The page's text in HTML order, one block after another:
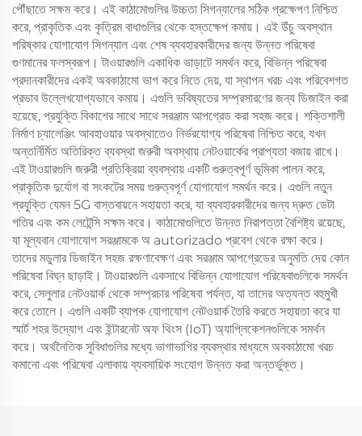
পৌঁছাতে সক্ষম করে। এই কাঠামোগুলির উচ্চতা সিগন্যালের সঠিক প্রক্ষেপণ নিশ্চিত
করে, প্রাকৃতিক এবং কৃত্রিম বাধাগুলির থেকে হস্তক্ষেপ কমায়। এই উঁচু অবস্থান
পরিষ্কার যোগাযোগ সিগন্যাল এবং শেষ ব্যবহারকারীদের জন্য উন্নত পরিষেবা
গুণমানের ফলস্বরূপ। টাওয়ারগুলি একাধিক ভাড়াটে সমর্থন করে, বিভিন্ন পরিষেবা
প্রদানকারীদের একই অবকাঠামো ভাগ করে নিতে দেয়, যা স্থাপন খরচ এবং পরিবেশগত
প্রভাব উল্লেখযোগ্যভাবে কমায়। এগুলি ভবিষ্যতের সম্প্রসারণের জন্য ডিজাইন করা
হয়েছে, প্রযুক্তি বিকাশের সাথে সাথে সরঞ্জাম আপগ্রেড করা সহজ করে। শক্তিশালী
নির্মাণ চ্যালেঞ্জিং আবহাওয়ার অবস্থাতেও নির্ভরযোগ্য পরিষেবা নিশ্চিত করে, যখন
অন্তর্নির্মিত অতিরিক্ত ব্যবস্থা জরুরী অবস্থায় নেটওয়ার্কের প্রাপ্যতা বজায় রাখে।
এই টাওয়ারগুলি জরুরী প্রতিক্রিয়া ব্যবস্থায় একটি গুরুত্বপূর্ণ ভূমিকা পালন করে,
প্রাকৃতিক দুর্যোগ বা সংকটের সময় গুরুত্বপূর্ণ যোগাযোগ সমর্থন করে। এগুলি নতুন
প্রযুক্তি যেমন 5G বাস্তবায়নে সহায়তা করে, যা ব্যবহারকারীদের জন্য দ্রুত ডেটা
গতির এবং কম লেটেন্সি সক্ষম করে। কাঠামোগুলিতে উন্নত নিরাপত্তা বৈশিষ্ট্য রয়েছে,
যা মূল্যবান যোগাযোগ সরঞ্জামকে অ autorizado প্রবেশ থেকে রক্ষা করে।
তাদের মডুলার ডিজাইন সহজ রক্ষণাবেক্ষণ এবং সরঞ্জাম আপগ্রেডের অনুমতি দেয় কোন
পরিষেবা বিঘ্ন ছাড়াই। টাওয়ারগুলি একসাথে বিভিন্ন যোগাযোগ পরিষেবাগুলিকে সমর্থন
করে, সেলুলার নেটওয়ার্ক থেকে সম্প্রচার পরিষেবা পর্যন্ত, যা তাদের অত্যন্ত বহুমুখী
করে তোলে। এগুলি একটি ব্যাপক যোগাযোগ নেটওয়ার্ক তৈরি করতে সহায়তা করে যা
স্মার্ট শহর উদ্যোগ এবং ইন্টারনেট অফ থিংস (IoT) অ্যাপ্লিকেশনগুলিকে সমর্থন
করে। অর্থনৈতিক সুবিধাগুলির মধ্যে ভাগাভাগির ব্যবস্থার মাধ্যমে অবকাঠামো খরচ
কমানো এবং পরিষেবা এলাকায় ব্যবসায়িক সংযোগ উন্নত করা অন্তর্ভুক্ত।